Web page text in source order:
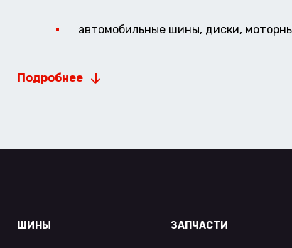
автомобильные шины, диски,
Подробнее
ШИНЫ ЗАПЧАСТИ